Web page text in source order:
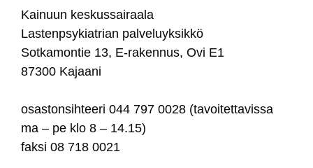
Kai­nuun kes­kus­sai­raa­la
Las­tenp­sy­kiat­rian pal­ve­luyk­sik­kö
Sot­ka­mon­tie 13, E-ra­ken­nus, Ovi E1
87300 Ka­jaa­ni
osas­ton­sih­tee­ri 044 797 0028 (ta­voi­tet­ta­vis­sa
ma – pe klo 8 – 14.15)
fak­si 08 718 0021